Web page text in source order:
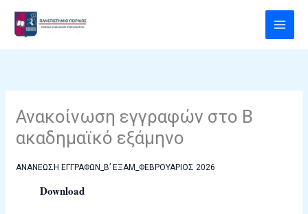
στο
περιεχόμενο
Ανακοίνωση εγγραφών στο Β
ακαδημαϊκό εξάμηνο
ΑΝΑΝΕΩΣΗ ΕΓΓΡΑΦΩΝ_B’ ΕΞΑΜ_ΦΕΒΡΟΥΑΡΙΟΣ 2026
Download